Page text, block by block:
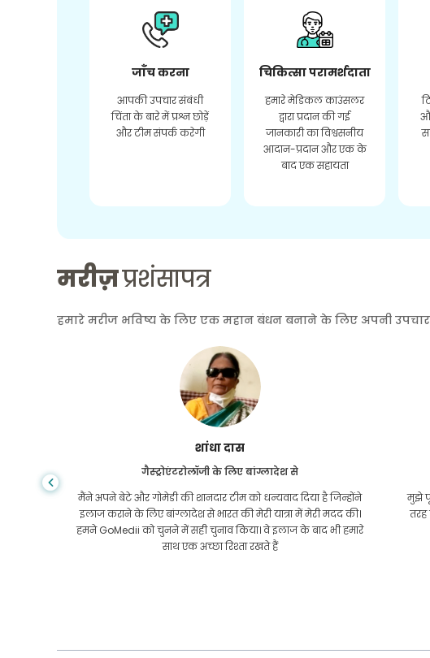
जाँच करना
आपकी उपचार संबंधी
चिंता के बारे में प्रश्न छोड़ें
और टीम संपर्क करेगी
चिकित्सा परामर्शदाता
हमारे मेडिकल काउंसलर
द्वारा प्रदान की गई
जानकारी का विश्वसनीय
आदान-प्रदान और एक के
बाद एक सहायता
मरीज़प्रशंसापत्र
हमारे मरीज भविष्य के लिए एक महान बंधन बनाने के लिए अपनी उपचार
शांधा दास
गैस्ट्रोएंटरोलॉजी के लिए बांग्लादेश से
मैंने अपने बेटे और गोमेडी की शानदार टीम को धन्यवाद दिया है जिन्होंने
इलाज कराने के लिए बांग्लादेश से भारत की मेरी यात्रा में मेरी मदद की।
हमने GoMedii को चुनने में सही चुनाव किया। वे इलाज के बाद भी हमारे
साथ एक अच्छा रिश्ता रखते हैं
मुझे